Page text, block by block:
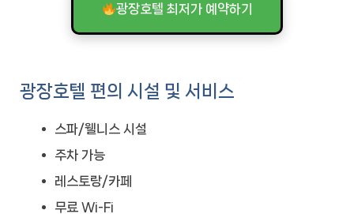
광장호텔 최저가 예약하기
광장호텔 편의 시설 및 서비스
스파/웰니스 시설
주차 가능
레스토랑/카페
무료 Wi-Fi